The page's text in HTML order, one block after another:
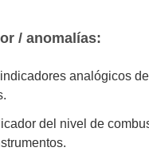
/ anomalías:
analógicos
del nivel de